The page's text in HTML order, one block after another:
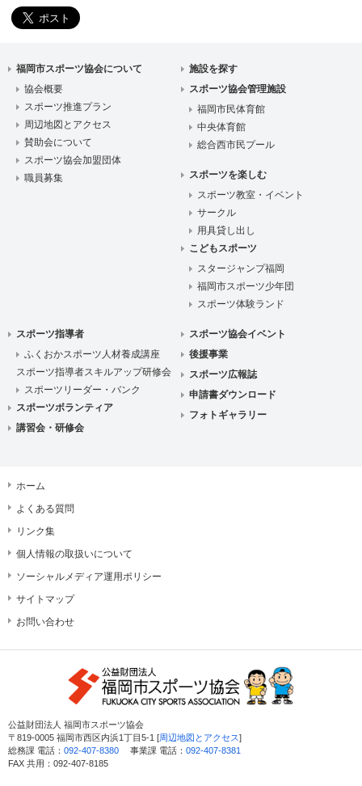
福岡市スポーツ協会について
協会概要
スポーツ推進プラン
周辺地図とアクセス
賛助会について
スポーツ協会加盟団体
職員募集
施設を探す
スポーツ協会管理施設
福岡市民体育館
中央体育館
総合西市民プール
スポーツを楽しむ
スポーツ教室・イベント
サークル
用具貸し出し
こどもスポーツ
スタージャンプ福岡
福岡市スポーツ少年団
スポーツ体験ランド
スポーツ指導者
ふくおかスポーツ人材養成講座
スポーツ指導者スキルアップ研修会
スポーツリーダー・バンク
スポーツボランティア
講習会・研修会
スポーツ協会イベント
後援事業
スポーツ広報誌
申請書ダウンロード
フォトギャラリー
ホーム
よくある質問
リンク集
個人情報の取扱いについて
ソーシャルメディア運用ポリシー
サイトマップ
お問い合わせ
公益財団法人 福岡市スポーツ協会
〒819-0005 福岡市西区内浜1丁目5-1 [周辺地図とアクセス]
総務課 電話： 092-407-8380 事業課 電話： 092-407-8381
FAX 共用：092-407-8185